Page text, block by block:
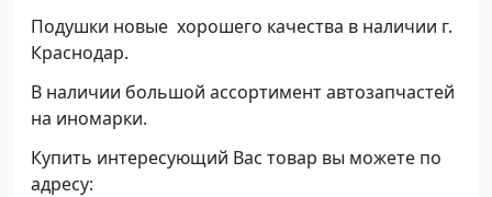
Подушки новые хорошего качества в наличии г.
Краснодар.
В наличии большой ассортимент автозапчастей
на иномарки.
Купить интересующий Вас товар вы можете по
адресу: